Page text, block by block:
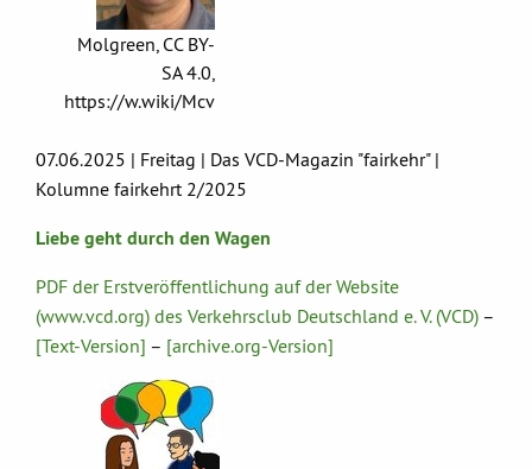
Molgreen, CC BY-
SA 4.0,
https://w.wiki/Mcv
07.06.2025 | Freitag | Das VCD-Magazin "fairkehr" |
Kolumne fairkehrt 2/2025
Liebe geht durch den Wagen
PDF der Erstveröffentlichung auf der Website
(www.vcd.org) des Verkehrsclub Deutschland e. V. (VCD) –
[Text-Version] – [archive.org-Version]